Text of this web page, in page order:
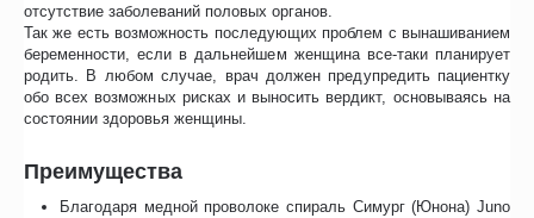
отсутствие заболеваний половых органов.
Так же есть возможность последующих проблем с вынашиванием
беременности, если в дальнейшем женщина все-таки планирует
родить. В любом случае, врач должен предупредить пациентку
обо всех возможных рисках и выносить вердикт, основываясь на
состоянии здоровья женщины.
Преимущества
Благодаря медной проволоке спираль Симург (Юнона) Juno